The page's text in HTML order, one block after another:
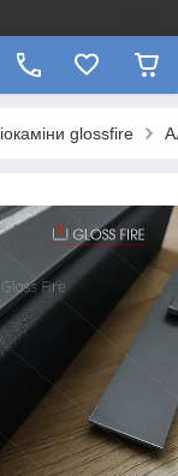
glossfire